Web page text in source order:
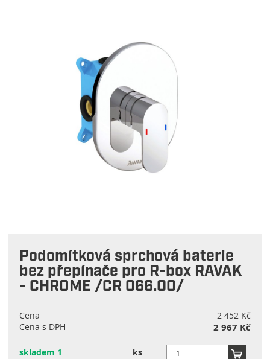
Podomítková sprchová baterie
bez přepínače pro R-box RAVAK
- CHROME /CR 066.00/
Cena
2 452 Kč
Cena s DPH
2 967 Kč
skladem 1 ks